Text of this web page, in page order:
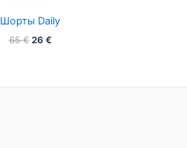
Шорты Daily
65€ 26 €